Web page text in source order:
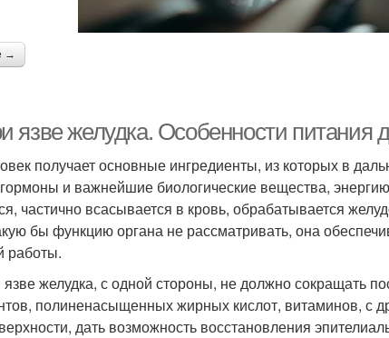
→
язве желудка. Особенности питания
получает основные ингредиенты, из которых в
гормоны и важнейшие биологические вещества,
частично всасывается в кровь, обрабатывается
бы функцию органа не рассматривать, она
работы.
желудка, с одной стороны, не должно сокращать
полиненасыщенных жирных кислот, витаминов, с
дать возможность восстановления